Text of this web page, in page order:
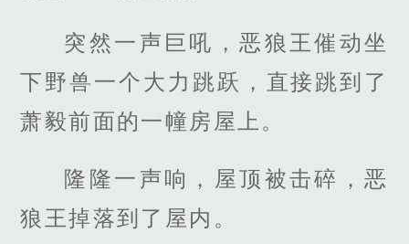
突然一声巨吼，恶狼王催动坐
下野兽一个大力跳跃，直接跳到了
萧毅前面的一幢房屋上。
隆隆一声响，屋顶被击碎，恶
狼王掉落到了屋内。